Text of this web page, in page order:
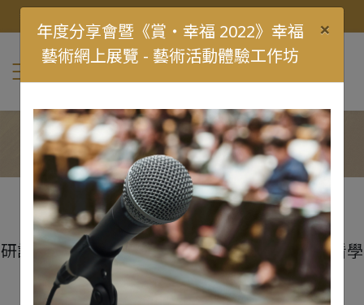
計劃總結研討會「創變力量・幸福校園」
2023 年 6 月 29 日
研討會 (A3) 「幸福校園推動者——從比較研究看學
校領導的關鍵角色」內容回顧
年度分享會暨《賞・幸福 2022》幸福
藝術網上展覽 - 藝術活動體驗工作坊
×